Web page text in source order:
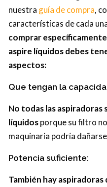
nuestra guía de compra,
características de cada
comprar
aspire líquidos debes
aspectos:
Que tengan la
No todas las aspiradoras
líquidosporque su filtro
maquinaria podría
Potencia suficiente:
También hay